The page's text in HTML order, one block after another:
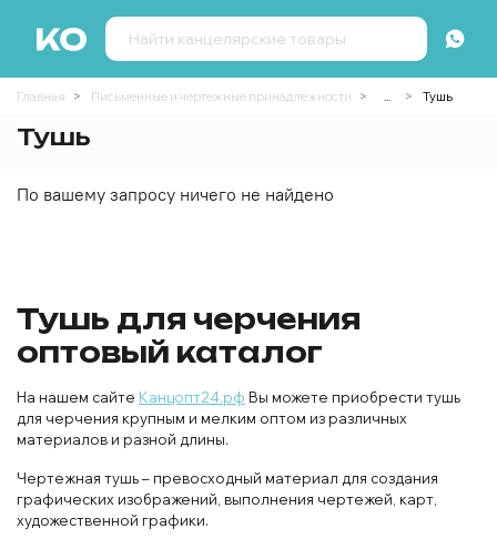
Главная Письменные и чертежные принадлежности ... Тушь
Тушь
По вашему запросу ничего не найдено
Тушь для черчения
оптовый каталог
На нашем сайте Канцопт24.рф Вы можете приобрести тушь
для черчения крупным и мелким оптом из различных
материалов и разной длины.
Чертежная тушь – превосходный материал для создания
графических изображений, выполнения чертежей, карт,
художественной графики.